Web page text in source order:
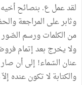
لقد عمل ع. بنصائح
وثابر على المراجعة
من الكلمات ورسم
ولا يخرج بعد إتمام
عنان السّماء! إلى أن
والكتابة لا تكون عنده